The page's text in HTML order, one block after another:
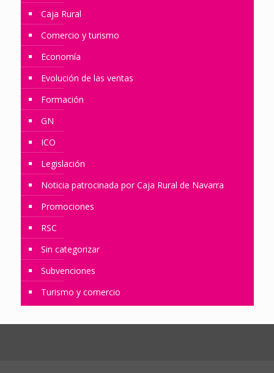
Caja Rural
Comercio y turismo
Economía
Evolución de las ventas
Formación
GN
ICO
Legislación
Noticia patrocinada por Caja Rural de Navarra
Promociones
RSC
Sin categorizar
Subvenciones
Turismo y comercio